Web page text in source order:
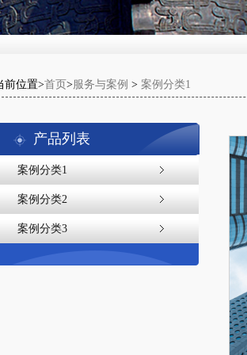
前位置>首页 >服务与案例 >案例分类1
产品列表
案例分类1
案例分类2
案例分类3